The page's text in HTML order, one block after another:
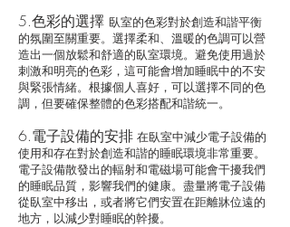
5.色彩的選擇 臥室的色彩對於創造和諧平衡
的氛圍至關重要。選擇柔和、溫暖的色調可以營
造出一個放鬆和舒適的臥室環境。避免使用過於
刺激和明亮的色彩，這可能會增加睡眠中的不安
與緊張情緒。根據個人喜好，可以選擇不同的色
調，但要確保整體的色彩搭配和諧統一。
6.電子設備的安排 在臥室中減少電子設備的
使用和存在對於創造和諧的睡眠環境非常重要。
電子設備散發出的輻射和電磁場可能會干擾我們
的睡眠品質，影響我們的健康。盡量將電子設備
從臥室中移出，或者將它們安置在距離牀位遠的
地方，以減少對睡眠的幹擾。